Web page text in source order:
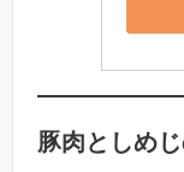
豚肉としめ